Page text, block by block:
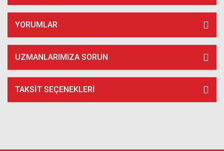
YORUMLAR
UZMANLARIMIZA SORUN
TAKSIT SEÇENEKLERI